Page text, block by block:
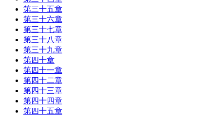
第三十五章
第三十六章
第三十七章
第三十八章
第三十九章
第四十章
第四十一章
第四十二章
第四十三章
第四十四章
第四十五章